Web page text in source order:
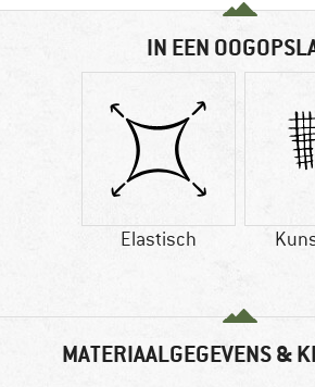
IN EEN
Elastisch
MATERIAALGEGEVENS &